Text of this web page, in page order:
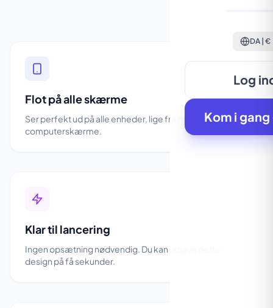
DA | €
Log
Kom i
Flot på alle skærme
Ser perfekt ud på alle enheder, lige fra mobilen til store
computerskærme.
Klar til lancering
Ingen opsætning nødvendig. Du kan udgive dette
design på få sekunder.